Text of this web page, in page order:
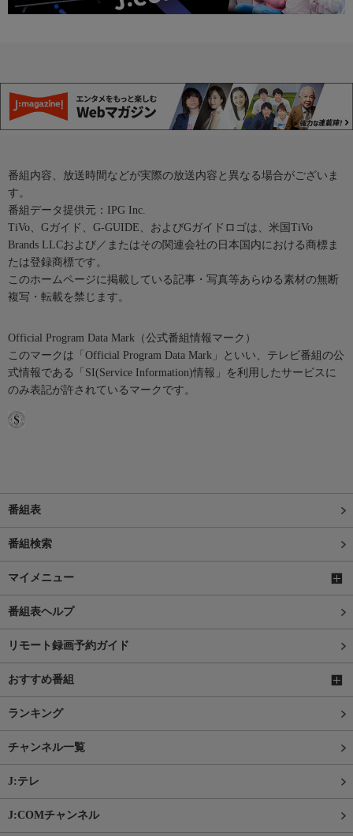
番組内容、放送時間などが実際の放送内容と異なる場合がございま
す。
番組データ提供元：IPG Inc.
TiVo、Gガイド、G-GUIDE、およびGガイドロゴは、米国TiVo
Brands LLCおよび／またはその関連会社の日本国内における商標ま
たは登録商標です。
このホームページに掲載している記事・写真等あらゆる素材の無断
複写・転載を禁じます。
Official Program Data Mark（公式番組情報マーク）
このマークは「Official Program Data Mark」といい、テレビ番組の公
式情報である「SI(Service Information)情報」を利用したサービスに
のみ表記が許されているマークです。
番組表
番組検索
マイメニュー
番組表ヘルプ
リモート録画予約ガイド
おすすめ番組
ランキング
チャンネル一覧
J:テレ
J:COMチャンネル